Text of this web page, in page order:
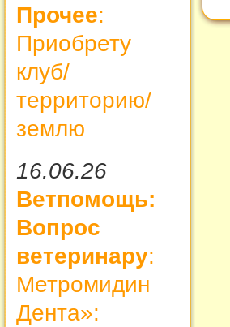
Прочее:
Приобрету
клуб/
территорию/
землю
16.06.26
Ветпомощь:
Вопрос
ветеринару:
Метромидин
Дента»: